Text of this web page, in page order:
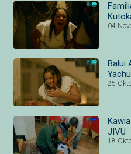
04
Balui
25
JIVU
18